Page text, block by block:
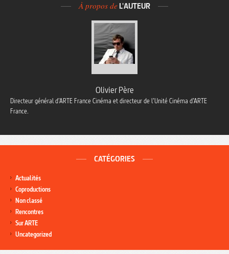
À propos de L'AUTEUR
Olivier Père
Directeur général d’ARTE France Cinéma et directeur de l’Unité Cinéma d’ARTE
France.
CATÉGORIES
Actualités
Coproductions
Non classé
Rencontres
Sur ARTE
Uncategorized